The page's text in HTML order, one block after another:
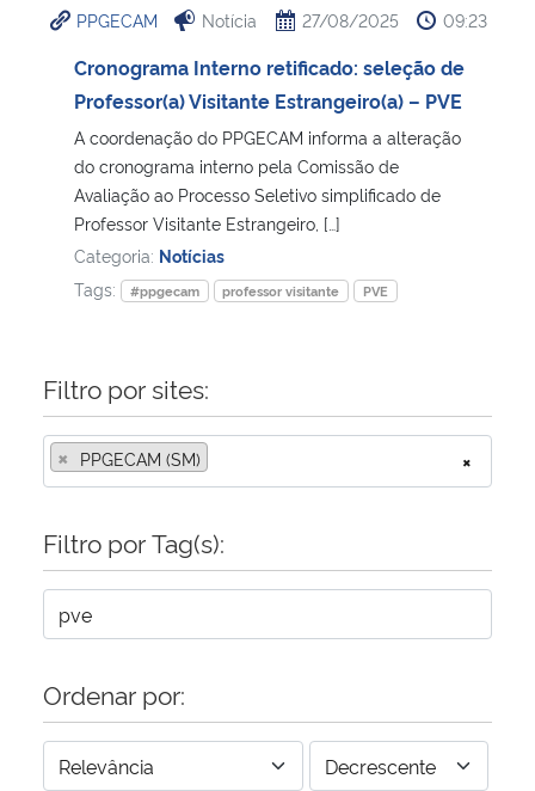
Ministério da Cidadania
Ministério da Saúde
Ministério de Minas e Energia
Ministério da Ciência, Tecnologia, Inovações e Comunicações
Ministério do Meio Ambiente
Ministério do Desenvolvimento Regional
Controladoria-Geral da União
Secretaria-Geral
Gabinete de Segurança Institucional
Advocacia-Geral da União
PPGECAM Notícia 27/08/2025 09:23
Cronograma Interno retificado: seleção de
Professor(a) Visitante Estrangeiro(a) – PVE
A coordenação do PPGECAM informa a alteração
do cronograma interno pela Comissão de
Avaliação ao Processo Seletivo simplificado de
Professor Visitante Estrangeiro, […]
Categoria: Notícias
Tags:
#ppgecam professor visitante PVE
Filtro por sites:
×
× PPGECAM (SM)
Filtro por Tag(s):
Ordenar por: